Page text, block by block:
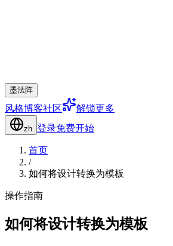
墨法阵
风格博客社区 解锁更多
zh 登录免费开始
首页
/
如何将设计转换为模板
操作指南
如何将设计转换为模板